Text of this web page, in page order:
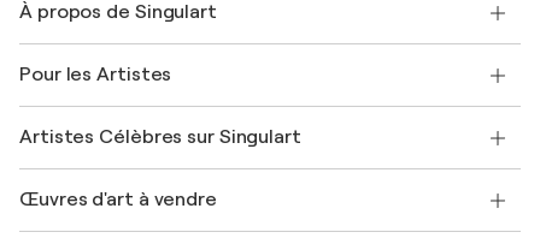
Expédition
Offrir une carte cadeau
Rejoignez notre programme commercial
Mon compte
+33 1 76 44 06 42
À propos de Singulart
FAQ
Magazine Singulart
Emplois
Découvrez une sélection d'art original
Pour les Artistes
Se connecter en tant qu'Artiste
Artistes Célèbres sur Singulart
Marc Chagall
Œuvres d'art à vendre